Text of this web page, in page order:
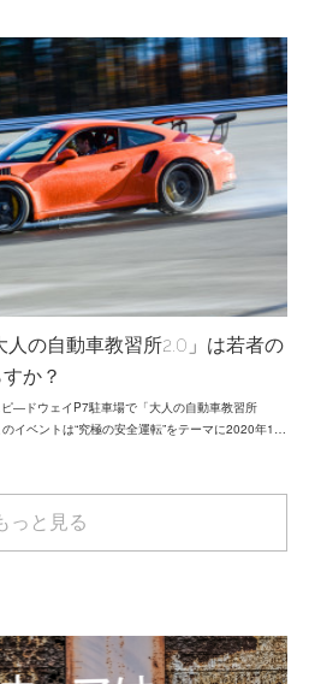
の自動車教習所2.0」は若者の
か？
―ドウェイP7駐車場で「大人の自動車教習所
イベントは“究極の安全運転”をテーマに2020年1…
っと見る